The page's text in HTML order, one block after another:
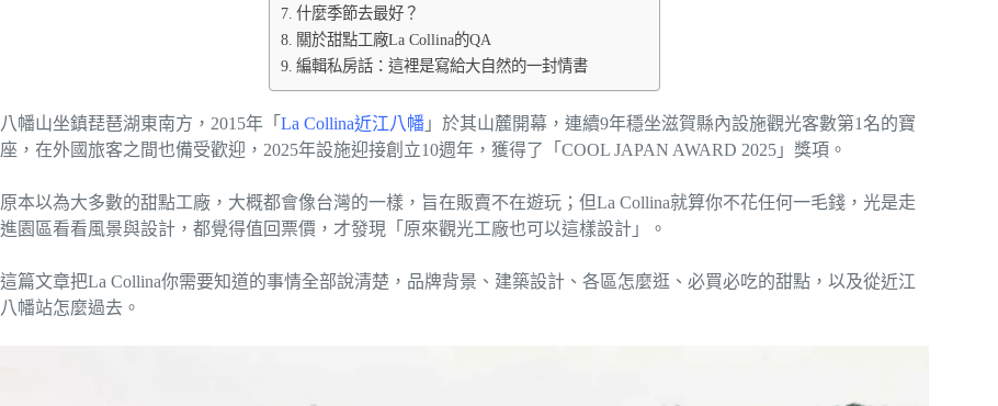
什麼季節去最好？
關於甜點工廠La Collina的QA
編輯私房話：這裡是寫給大自然的一封情書
八幡山坐鎮琵琶湖東南方，2015年「 La Collina近江八幡 」於其山麓開幕，連續9年穩坐滋賀縣內設施觀光客數第1名的寶
座，在外國旅客之間也備受歡迎，2025年設施迎接創立10週年，獲得了「COOL JAPAN AWARD 2025」獎項。
原本以為大多數的甜點工廠，大概都會像台灣的一樣，旨在販賣不在遊玩；但La Collina就算你不花任何一毛錢，光是走
進園區看看風景與設計，都覺得值回票價，才發現「原來觀光工廠也可以這樣設計」。
這篇文章把La Collina你需要知道的事情全部說清楚，品牌背景、建築設計、各區怎麼逛、必買必吃的甜點，以及從近江
八幡站怎麼過去。